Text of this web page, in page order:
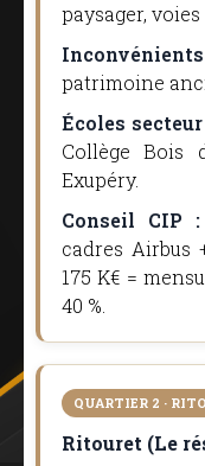
paysager,
patrimoine
Écoles
Collège Bois
Exupéry.
Conseil CIP :
cadres Airbus
175 K€ =
40 %.
QUARTIER 2 ·
Ritouret (Le